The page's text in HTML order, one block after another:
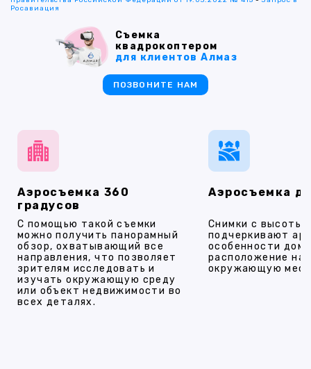
Аэросъемка 360
градусов
С помощью такой съемки
можно получить панорамный
обзор, охватывающий все
направления, что позволяет
зрителям исследовать и
изучать окружающую среду
или объект недвижимости во
всех деталях.
Аэросъемка
Снимки с высоты
подчеркивают
особенности
расположение на
окружающую
Росавиация
Съемка
квадрокоптером
для клиентов Алмаз
ПОЗВОНИТЕ НАМ